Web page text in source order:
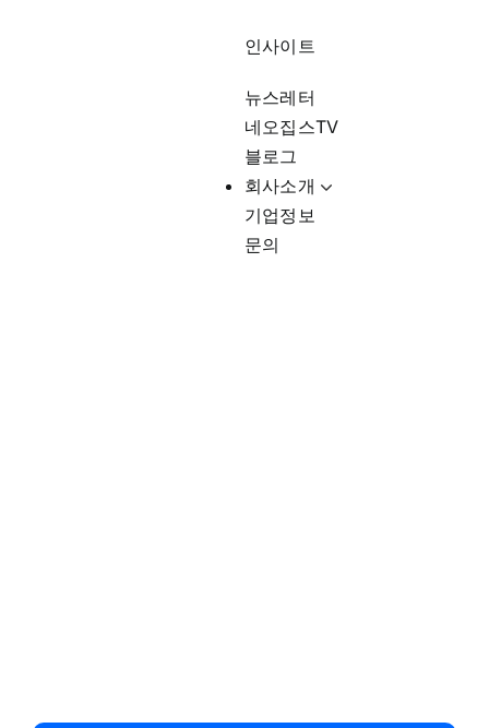
인사이트
뉴스레터
네오집스TV
블로그
회사소개
기업정보
문의